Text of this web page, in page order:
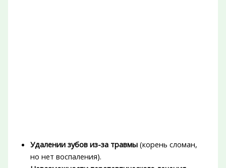
Удалении зубов из-за травмы(корень сломан,
но нет воспаления).